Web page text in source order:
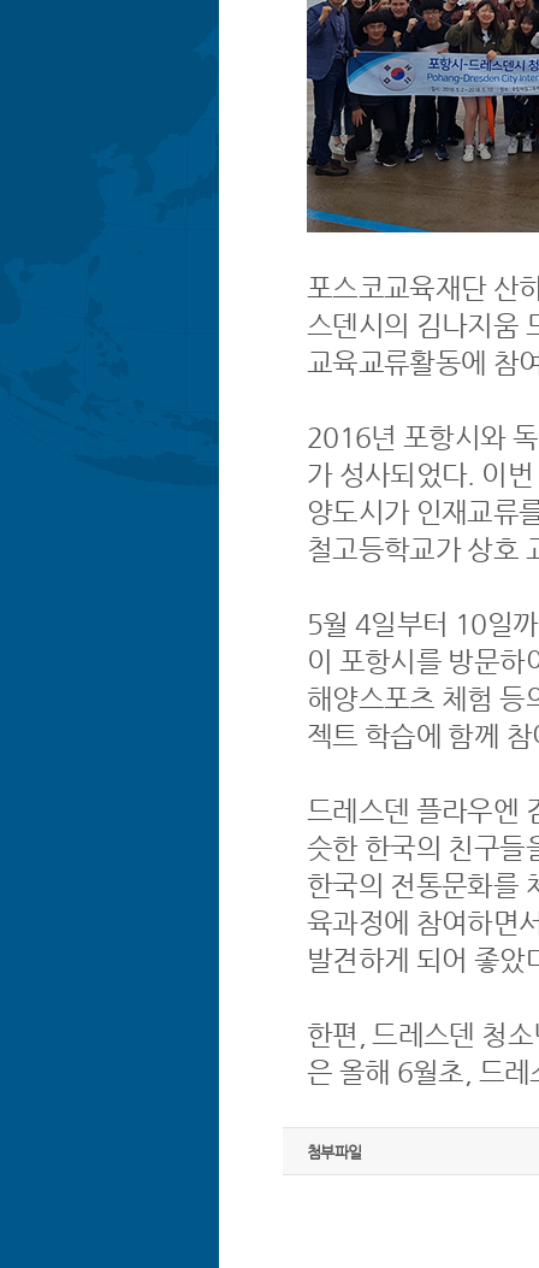
포스코교육재단 산
스덴시의 김나지움
교육교류활동에 참
2016년 포항시와
가 성사되었다. 이
양도시가 인재교류
철고등학교가 상호
5월 4일부터 10일
이 포항시를 방문하
해양스포츠 체험 등
젝트 학습에 함께
드레스덴 플라우엔
슷한 한국의 친구들
한국의 전통문화를
육과정에 참여하면
발견하게 되어 좋았
한편, 드레스덴 청
은 올해 6월초, 드
첨부파일